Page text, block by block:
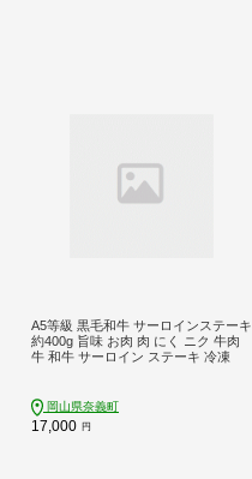
A5等級 黒毛和牛 サーロインステーキ
約400g 旨味 お肉 肉 にく ニク 牛肉
牛 和牛 サーロイン ステーキ 冷凍
岡山県奈義町
17,000 円